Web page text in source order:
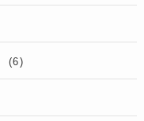
(6)